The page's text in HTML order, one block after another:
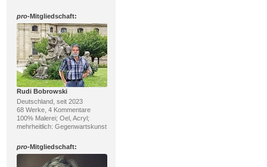
pro-Mitgliedschaft:
Rudi Bobrowski
Deutschland, seit 2023
68 Werke, 4 Kommentare
100% Malerei; Oel, Acryl;
mehrheitlich: Gegenwartskunst
pro-Mitgliedschaft: